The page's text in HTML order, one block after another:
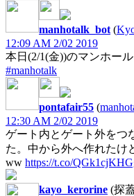
manhotalk_bot (
12:09 AM 2/02 2019
本日(2/1(金))のマンホー
#manhotalk
pontafair55 (
12:30 AM 2/02 2019
ゲート内とゲート外をつ
た。中から外へ作れたけ
ww https://t.co/
kayo_kerorine (探